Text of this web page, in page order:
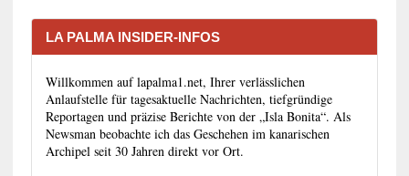
LA PALMA INSIDER-INFOS
Willkommen auf lapalma1.net, Ihrer verlässlichen
Anlaufstelle für tagesaktuelle Nachrichten, tiefgründige
Reportagen und präzise Berichte von der „Isla Bonita“. Als
Newsman beobachte ich das Geschehen im kanarischen
Archipel seit 30 Jahren direkt vor Ort.